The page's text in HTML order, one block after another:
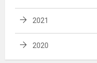
2021
2020